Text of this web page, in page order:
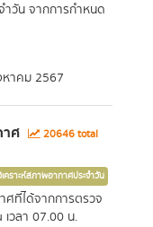
วัน จากการกำหนด
าคม 2567
ศ
20646 total
คราะห์สภาพอากาศประจำวัน
ที่ได้จากการตรวจ
วลา 07.00 น.